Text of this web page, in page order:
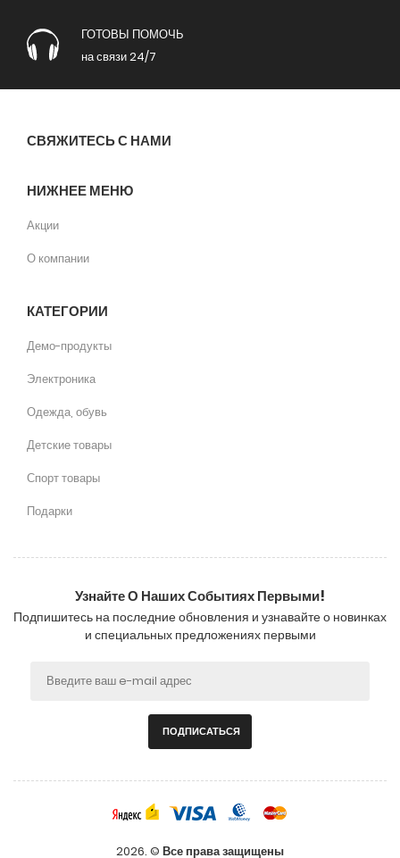
ГОТОВЫ ПОМОЧЬ
на связи 24/7
СВЯЖИТЕСЬ С НАМИ
НИЖНЕЕ МЕНЮ
Акции
О компании
КАТЕГОРИИ
Демо-продукты
Электроника
Одежда, обувь
Детские товары
Спорт товары
Подарки
Узнайте О Наших Событиях Первыми!
Подпишитесь на последние обновления и узнавайте о новинках
и специальных предложениях первыми
ПОДПИСАТЬСЯ
2026. © Все права защищены